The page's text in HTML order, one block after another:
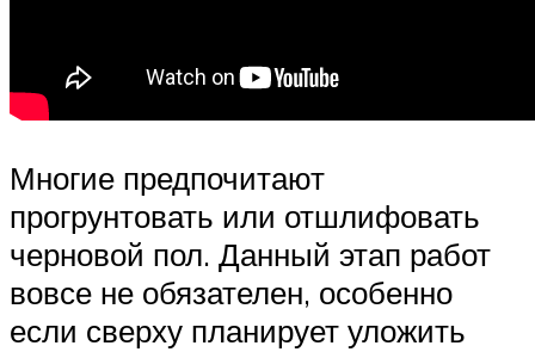
Многие предпочитают
прогрунтовать или отшлифовать
черновой пол. Данный этап работ
вовсе не обязателен, особенно
если сверху планирует уложить